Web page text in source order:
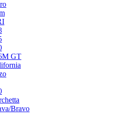
GT
Bravo